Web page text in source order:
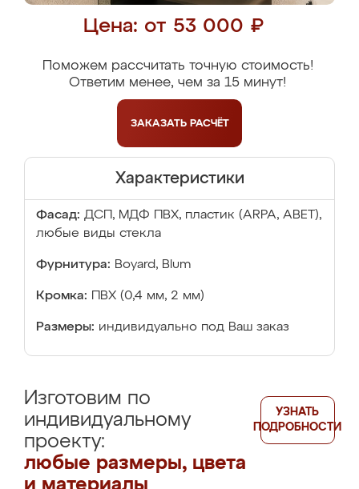
Цена: от 53 000 ₽
Поможем рассчитать точную стоимость!
Ответим менее, чем за 15 минут!
ЗАКАЗАТЬ РАСЧЁТ
Характеристики
Фасад: ДСП, МДФ ПВХ, пластик (ARPA, ABET),
любые виды стекла
Фурнитура: Boyard, Blum
Кромка: ПВХ (0,4 мм, 2 мм)
Размеры: индивидуально под Ваш заказ
Изготовим по
индивидуальному
проекту:
любые размеры, цвета
и материалы
УЗНАТЬ
ПОДРОБНОСТИ